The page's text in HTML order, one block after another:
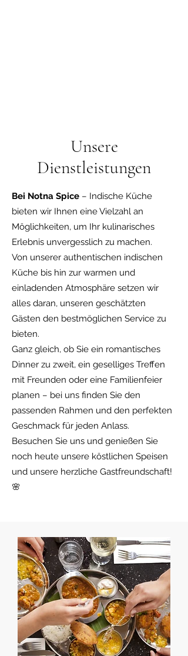
Unsere
Dienstleistungen
Bei Notna Spice – Indische Küche
bieten wir Ihnen eine Vielzahl an
Möglichkeiten, um Ihr kulinarisches
Erlebnis unvergesslich zu machen.
Von unserer authentischen indischen
Küche bis hin zur warmen und
einladenden Atmosphäre setzen wir
alles daran, unseren geschätzten
Gästen den bestmöglichen Service zu
bieten.
Ganz gleich, ob Sie ein romantisches
Dinner zu zweit, ein geselliges Treffen
mit Freunden oder eine Familienfeier
planen – bei uns finden Sie den
passenden Rahmen und den perfekten
Geschmack für jeden Anlass.
Besuchen Sie uns und genießen Sie
noch heute unsere köstlichen Speisen
und unsere herzliche Gastfreundschaft!
🌸